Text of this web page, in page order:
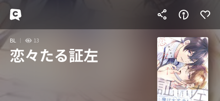
BL 13
恋々たる証左